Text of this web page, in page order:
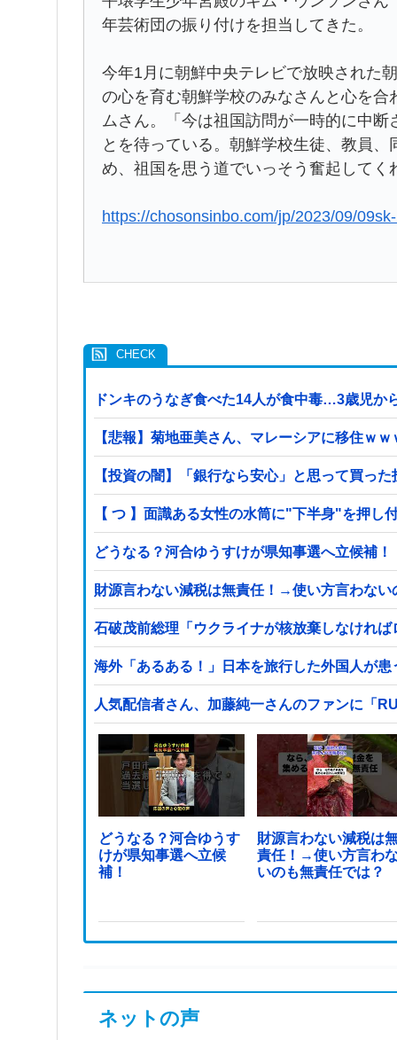
年芸術団の振り付けを担当してきた。
今年1月に朝鮮中央テレビで放映された
の心を育む朝鮮学校のみなさんと心を
ムさん。「今は祖国訪問が一時的に中
とを待っている。朝鮮学校生徒、教員
め、祖国を思う道でいっそう奮起して
https://chosonsinbo.com/jp/2023/09/
ドンキのうなぎ食べた14人が食中毒…3歳児か
【悲報】菊地亜美さん、マレーシアに移住ｗ
【投資の闇】「銀行なら安心」と思って買っ
【 つ 】面識ある女性の水筒に"下半身"を押
どうなる？河合ゆうすけが県知事選へ立候補！
財源言わない減税は無責任！→使い方言わない
石破茂前総理「ウクライナが核放棄しなけれ
海外「あるある！」日本を旅行した外国人が
人気配信者さん、加藤純一さんのファンに「
どうなる？河合ゆうす
けが県知事選へ立候
補！
財源言わない減税は
責任！→使い方言わ
いのも無責任では？
ネットの声